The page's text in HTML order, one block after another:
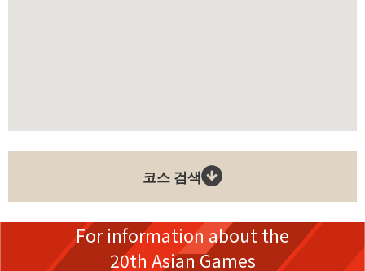
코스 검색
For information about the
20th Asian Games